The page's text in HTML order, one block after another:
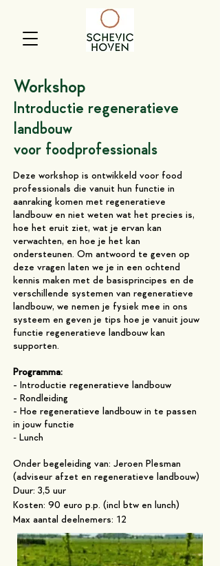
Workshop
Introductie regeneratieve
landbouw
voor foodprofessionals
Deze workshop is ontwikkeld voor food
professionals die vanuit hun functie in
aanraking komen met regeneratieve
landbouw en niet weten wat het precies is,
hoe het eruit ziet, wat je ervan kan
verwachten, en hoe je het kan
ondersteunen. Om antwoord te geven op
deze vragen laten we je in een ochtend
kennis maken met de basisprincipes en de
verschillende systemen van regeneratieve
landbouw, we nemen je fysiek mee in ons
systeem en geven je tips hoe je vanuit jouw
functie regeneratieve landbouw kan
supporten.
Programma:
- Introductie regeneratieve landbouw
- Rondleiding
- Hoe regeneratieve landbouw in te passen
in jouw functie
- Lunch
Onder begeleiding van: Jeroen Plesman
(adviseur afzet en regeneratieve landbouw)
Duur: 3,5 uur
Kosten: 90 euro p.p. (incl btw en lunch)
Max aantal deelnemers: 12